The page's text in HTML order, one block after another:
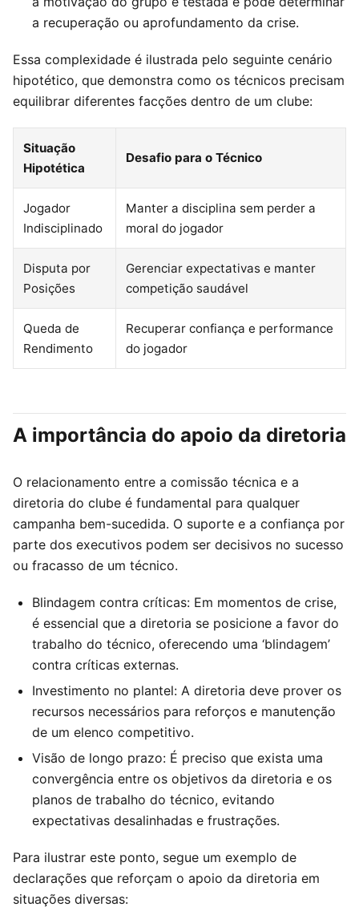
a recuperação ou aprofundamento da crise.
Essa complexidade é ilustrada pelo seguinte cenário
hipotético, que demonstra como os técnicos precisam
equilibrar diferentes facções dentro de um clube:
Situação
Hipotética
Desafio para o Técnico
Jogador
Indisciplinado
Manter a disciplina sem perder a
moral do jogador
Disputa por
Posições
Gerenciar expectativas e manter
competição saudável
Queda de
Rendimento
Recuperar confiança e performance
do jogador
A importância do apoio da diretoria
O relacionamento entre a comissão técnica e a
diretoria do clube é fundamental para qualquer
campanha bem-sucedida. O suporte e a confiança por
parte dos executivos podem ser decisivos no sucesso
ou fracasso de um técnico.
Blindagem contra críticas: Em momentos de crise,
é essencial que a diretoria se posicione a favor do
trabalho do técnico, oferecendo uma ‘blindagem’
contra críticas externas.
Investimento no plantel: A diretoria deve prover os
recursos necessários para reforços e manutenção
de um elenco competitivo.
Visão de longo prazo: É preciso que exista uma
convergência entre os objetivos da diretoria e os
planos de trabalho do técnico, evitando
expectativas desalinhadas e frustrações.
Para ilustrar este ponto, segue um exemplo de
declarações que reforçam o apoio da diretoria em
situações diversas: